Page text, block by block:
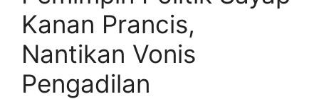
Kanan Prancis,
Nantikan Vonis
Pengadilan